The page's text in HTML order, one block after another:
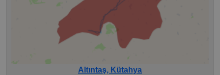
Altıntaş, Kütahya